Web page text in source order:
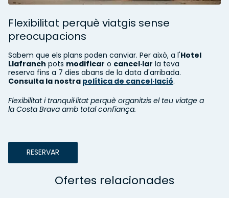
Flexibilitat perquè viatgis sense
preocupacions
Sabem que els plans poden canviar. Per això, a l'Hotel
Llafranch pots modificar o cancel·lar la teva
reserva fins a 7 dies abans de la data d'arribada.
Consulta la nostra política de cancel·lació.
Flexibilitat i tranquil·litat perquè organitzis el teu viatge a
la Costa Brava amb total confiança.
RESERVAR
Ofertes relacionades